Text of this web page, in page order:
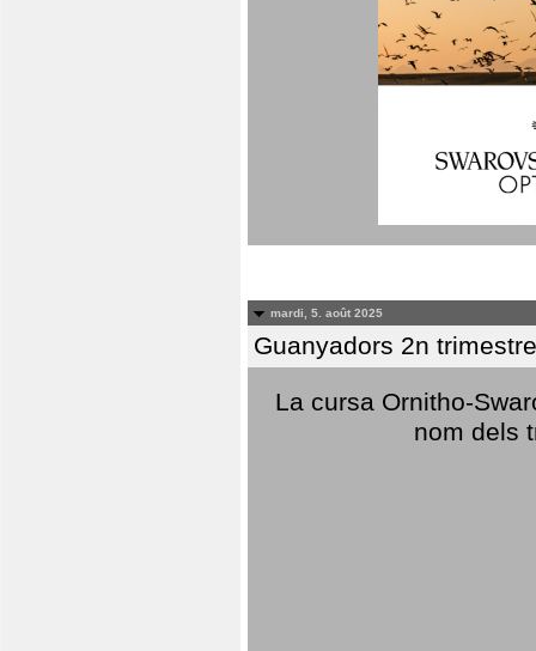
mardi, 5. août 2025
Guanyadors 2n
La cursa Ornitho-
nom dels